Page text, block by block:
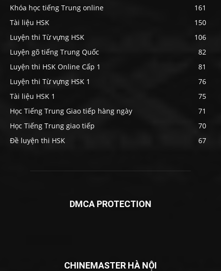
Khóa học tiếng Trung online
161
Tài liệu HSK
150
Luyện thi Từ vựng HSK
106
Luyện gõ tiếng Trung Quốc
82
Luyện thi HSK Online Cấp 1
81
Luyện thi Từ vựng HSK 1
76
Tài liệu HSK 1
75
Học Tiếng Trung Giao tiếp hàng ngày
71
Học Tiếng Trung giao tiếp
70
Đề luyện thi HSK
67
DMCA PROTECTION
CHINEMASTER HÀ NỘI